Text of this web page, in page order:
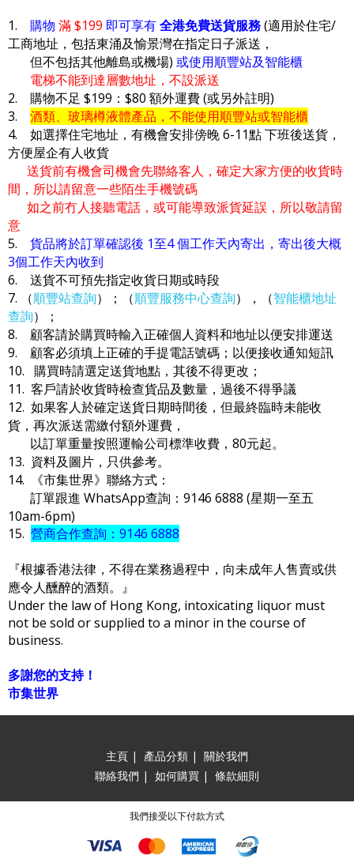
1. 購物 滿 $199 即可享有全港免費送貨服務(適用於住宅/
工商地址，包括東涌及愉景灣在指定日子派送，
但不包括其他離島或機場) 或使用順豐站及智能櫃
電梯不能到達層數地址，不設派送
2. 購物不足 $199：$80 額外運費 (或另外註明)
3. 酒類、玻璃樽液體產品，不能使用順豐站或智能櫃
4. 如選擇住宅地址，有機會安排傍晚 6-11點 下班後送貨，
方便屋企有人收貨
送貨前有機會司機會先聯絡客人，確定大家方便的收貨時
間，所以請留意一些陌生手機號碼
如之前冇人接聽電話，或可能導致派貨延誤，所以敬請留
意
5. 貨品將於訂單確認後 1至4 個工作天內寄出，寄出後大概
3個工作天內收到
6. 送貨不可預先指定收貨日期或時段
7. （順豐站查詢）；（順豐服務中心查詢），（智能櫃地址
查詢）；
8. 顧客請於購買時輸入正確個人資料和地址以便安排運送
9. 顧客必須填上正確的手提電話號碼；以便接收通知短訊
10. 購買時請選定送貨地點，其後不得更改；
11. 客戶請於收貨時檢查貨品及數量，過後不得爭議
12. 如果客人於確定送貨日期時間後，但最終臨時未能收
貨，再次派送需繳付額外運費，
以訂單重量按照運輸公司標準收費，80元起。
13. 資料及圖片，只供參考。
14. 《市集世界》聯絡方式：
訂單跟進 WhatsApp查詢：9146 6888 (星期一至五
10am-6pm)
15. 營商合作查詢：9146 6888
『根據香港法律，不得在業務過程中，向未成年人售賣或供
應令人醺醉的酒類。』
Under the law of Hong Kong, intoxicating liquor must
not be sold or supplied to a minor in the course of
business.
多謝您的支持！
市集世界
主頁 | 產品分類 | 關於我們
聯絡我們 | 如何購買 | 條款細則
我們接受以下付款方式